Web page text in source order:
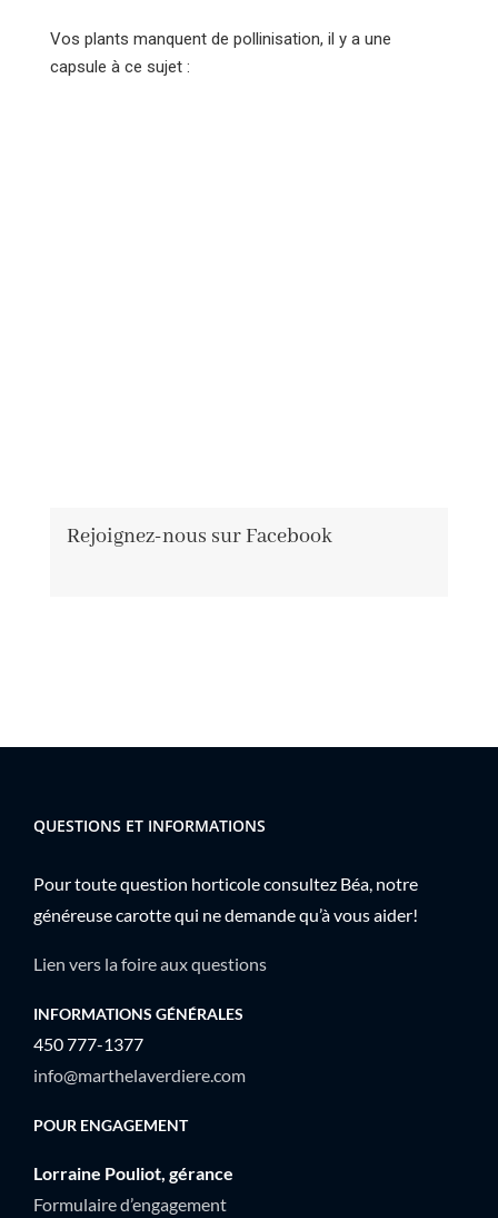
Vos plants manquent de pollinisation, il y a une
capsule à ce sujet :
Rejoignez-nous sur Facebook
QUESTIONS ET INFORMATIONS
Pour toute question horticole consultez Béa, notre
généreuse carotte qui ne demande qu’à vous aider!
Lien vers la foire aux questions
INFORMATIONS GÉNÉRALES
450 777-1377
info@marthelaverdiere.com
POUR ENGAGEMENT
Lorraine Pouliot, gérance
Formulaire d’engagement